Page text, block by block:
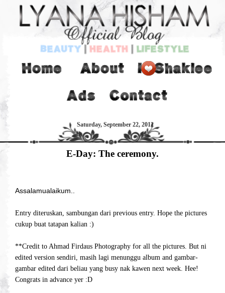
Saturday, September 22, 2012
E-Day: The ceremony.
Assalamualaikum..
Entry diteruskan, sambungan dari previous entry. Hope the pictures
cukup buat tatapan kalian :)
**Credit to Ahmad Firdaus Photography for all the pictures. But ni
edited version sendiri, masih lagi menunggu album and gambar-
gambar edited dari beliau yang busy nak kawen next week. Hee!
Congrats in advance yer :D